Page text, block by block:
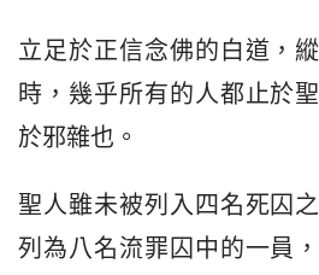
立足於正信念佛的白道，
時，幾乎所有的人都止於
於邪雜也。
聖人雖未被列入四名死囚
列為八名流罪囚中的一員